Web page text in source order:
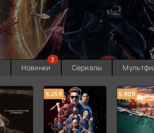
Новинки
3
Сериалы
6.259 5.809